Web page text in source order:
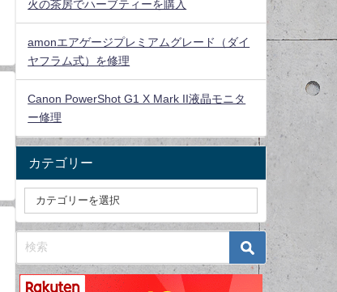
火の茶房でハーブティーを購入
amonエアゲージプレミアムグレード（ダイ
ヤフラム式）を修理
Canon PowerShot G1 X Mark II液晶モニタ
ー修理
カテゴリー